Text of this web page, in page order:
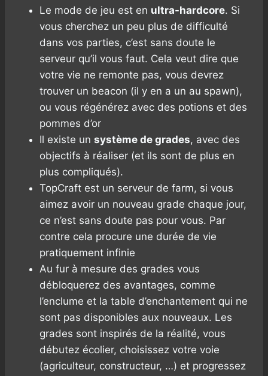
Le mode de jeu est en ultra-hardcore. Si
vous cherchez un peu plus de difficulté
dans vos parties, c’est sans doute le
serveur qu’il vous faut. Cela veut dire que
votre vie ne remonte pas, vous devrez
trouver un beacon (il y en a un au spawn),
ou vous régénérez avec des potions et des
pommes d’or
Il existe un système de grades, avec des
objectifs à réaliser (et ils sont de plus en
plus compliqués).
TopCraft est un serveur de farm, si vous
aimez avoir un nouveau grade chaque jour,
ce n’est sans doute pas pour vous. Par
contre cela procure une durée de vie
pratiquement infinie
Au fur à mesure des grades vous
débloquerez des avantages, comme
l’enclume et la table d’enchantement qui ne
sont pas disponibles aux nouveaux. Les
grades sont inspirés de la réalité, vous
débutez écolier, choisissez votre voie
(agriculteur, constructeur, …) et progressez